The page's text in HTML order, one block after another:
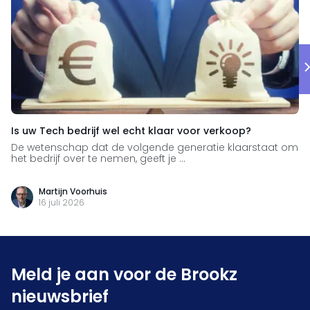
Is uw Tech bedrijf wel echt klaar voor verkoop?
De wetenschap dat de volgende generatie klaarstaat om
het bedrijf over te nemen, geeft je ...
Martijn Voorhuis
16 juli 2026
Meld je aan voor de Brookz
nieuwsbrief